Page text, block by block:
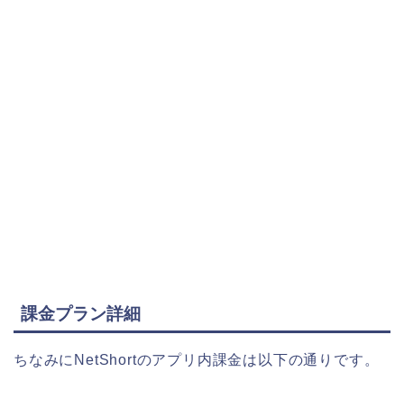
課金プラン詳細
ちなみにNetShortのアプリ内課金は以下の通りです。